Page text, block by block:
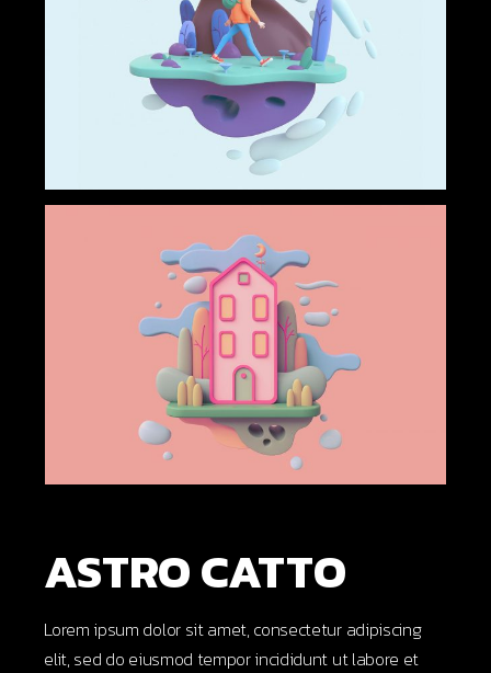
ASTRO CATTO
Lorem ipsum dolor sit amet, consectetur adipiscing
elit, sed do eiusmod tempor incididunt ut labore et